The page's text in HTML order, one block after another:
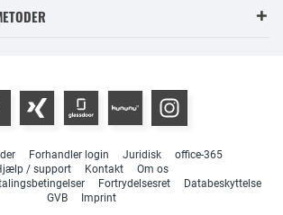
Forhandler login Juridisk
office-365
/ support
Kontakt
Om os
Fortrydelsesret
Databeskyttelse
GVB
Imprint